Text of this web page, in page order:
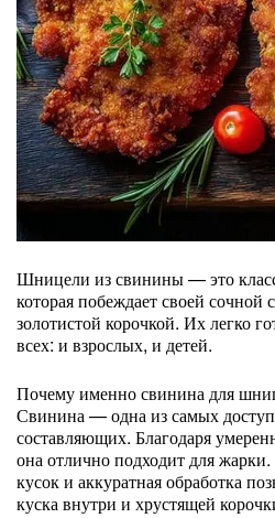
Шницели из свинины — это
которая побеждает своей сочной
золотистой корочкой. Их легко
всех: и взрослых, и детей.
Почему именно свинина для
Свинина — одна из самых
составляющих. Благодаря
она отлично подходит для
кусок и аккуратная обработка
куска внутри и хрустящей